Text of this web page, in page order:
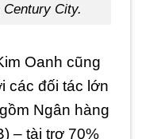
City.
Oanh cũng
các đối tác lớn
Ngân hàng
– tài trợ 70%